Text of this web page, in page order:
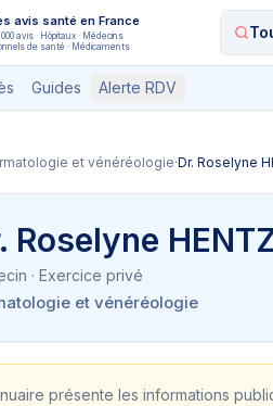
avis santé en France
avis · Hôpitaux · Médecins
de santé · Médicaments
Guides Alerte RDV
et vénéréologie·Dr. Roselyne
Roselyne
· Exercice privé
et vénéréologie
présente les informations